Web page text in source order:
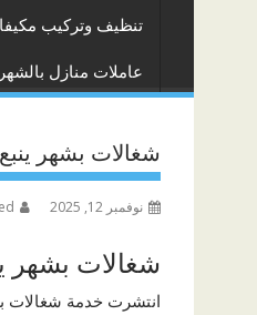
تنظيف وتركيب
عاملات منازل بالشهر
شغالات بشهر ينبع 0577265649
نوفمبر 12, 2025
شغالات بشهر
انتشرت خدمة شغالات